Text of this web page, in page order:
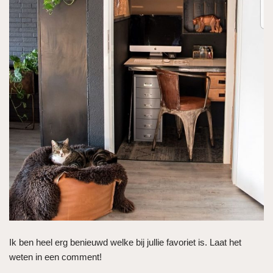
Ik ben heel erg benieuwd welke bij jullie favoriet is. Laat het
weten in een comment!